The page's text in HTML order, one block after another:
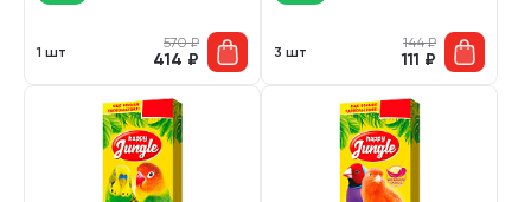
1 шт
570₽
414 ₽ 3 шт
144₽
111 ₽